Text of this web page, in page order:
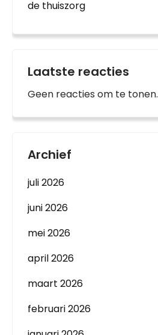
de thuiszorg
Laatste reacties
Geen reacties om te tonen.
Archief
juli 2026
juni 2026
mei 2026
april 2026
maart 2026
februari 2026